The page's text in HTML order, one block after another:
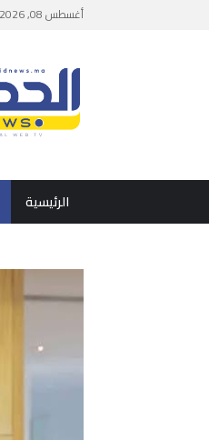
أغسطس 08, 2026
الرئيسية